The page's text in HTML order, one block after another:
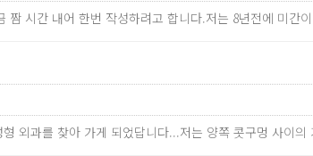
시간 내어 한번 작성하려고 합니다.저는 8년전에 미간
외과를 찾아 가게 되었답니다...저는 양쪽 콧구멍 사이